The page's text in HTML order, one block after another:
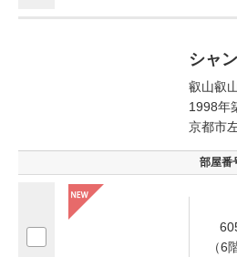
シャ
叡山叡
1998年
京都市
部屋番
（6